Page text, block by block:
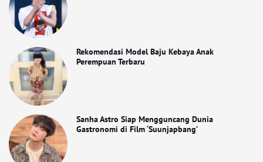
Rekomendasi Model Baju Kebaya Anak
Perempuan Terbaru
Sanha Astro Siap Mengguncang Dunia
Gastronomi di Film ‘Suunjapbang’